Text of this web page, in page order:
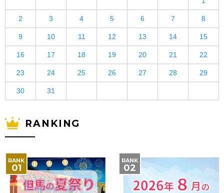
2 3 4 5 6 7 8
9 10 11 12 13 14 15
16 17 18 19 20 21 22
23 24 25 26 27 28 29
30 31
RANKING